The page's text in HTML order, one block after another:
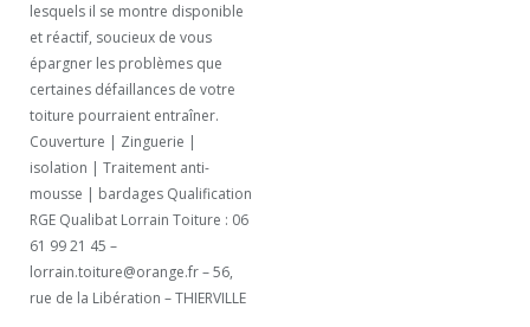
lesquels il se montre disponible
et réactif, soucieux de vous
épargner les problèmes que
certaines défaillances de votre
toiture pourraient entraîner.
Couverture | Zinguerie |
isolation | Traitement anti-
mousse | bardages Qualification
RGE Qualibat Lorrain Toiture : 06
61 99 21 45 –
lorrain.toiture@orange.fr – 56,
rue de la Libération – THIERVILLE